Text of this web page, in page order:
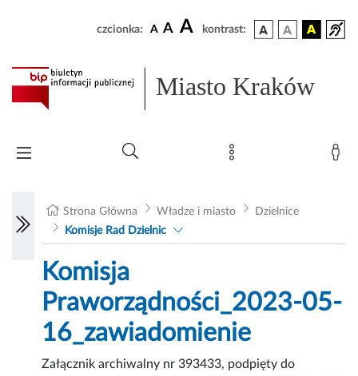
czcionka: A A A kontrast:
Miasto Kraków
Strona Główna Władze i miasto
Dzielnice
Komisje Rad Dzielnic
Komisja
Praworządności_2023-05-
16_zawiadomienie
Załącznik archiwalny nr 393433, podpięty do